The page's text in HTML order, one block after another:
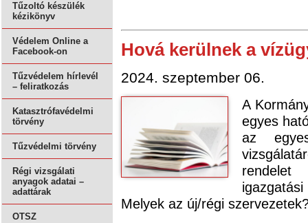
Tűzoltó készülék
kézikönyv
Védelem Online a
Facebook-on
Tűzvédelem hírlevél
– feliratkozás
Katasztrófavédelmi
törvény
Tűzvédelmi törvény
Régi vizsgálati
anyagok adatai –
adattárak
OTSZ
Hová kerülnek a
2024. szeptember 06.
A
egyes
az
Melyek az új/régi